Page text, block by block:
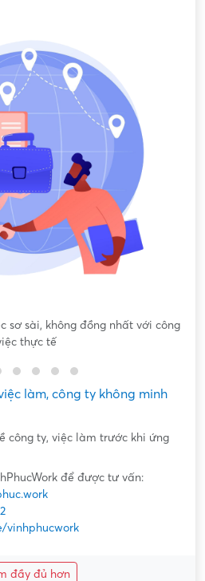
sơ sài, không đồng nhất với công
thực tế
làm, công ty không minh
công ty, việc làm trước khi ứng
để được tư vấn:
vinhphucwork
đầy đủ hơn